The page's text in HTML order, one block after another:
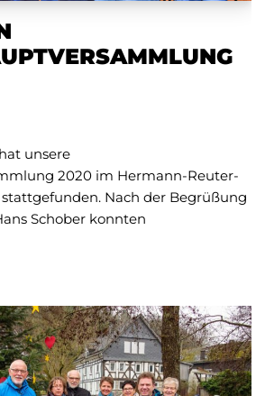
unsere
2020 im Hermann-Reuter-
Nach der Begrüßung
Schober konnten